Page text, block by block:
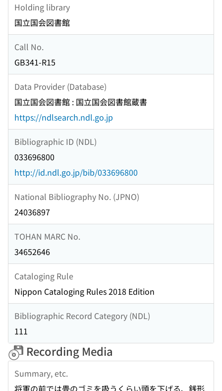
Holding library
国立国会図書館
Call No.
GB341-R15
Data Provider (Database)
国立国会図書館 : 国立国会図書館蔵書
https://ndlsearch.ndl.go.jp
Bibliographic ID (NDL)
033696800
http://id.ndl.go.jp/bib/033696800
National Bibliography No. (JPNO)
24036897
TOHAN MARC No.
34652646
Cataloging Rule
Nippon Cataloging Rules 2018 Edition
Bibliographic Record Category (NDL)
111
Recording Media
Summary, etc.
将軍の前では畳のゴミを吸うくらい頭を下げる、銭形